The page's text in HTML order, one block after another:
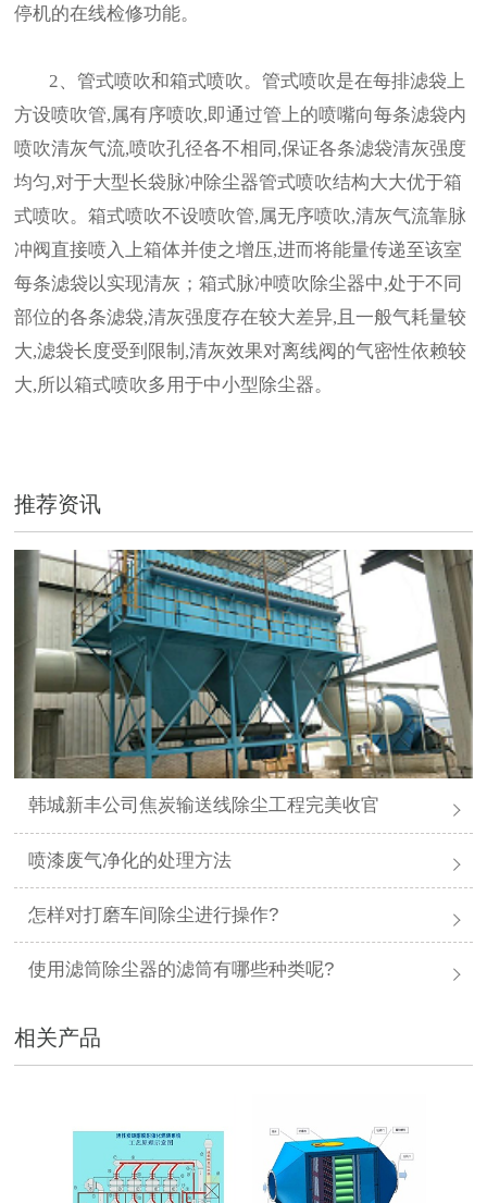
停机的在线检修功能。
2、管式喷吹和箱式喷吹。管式喷吹是在每排滤袋上
方设喷吹管,属有序喷吹,即通过管上的喷嘴向每条滤袋内
喷吹清灰气流,喷吹孔径各不相同,保证各条滤袋清灰强度
均匀,对于大型长袋脉冲除尘器管式喷吹结构大大优于箱
式喷吹。箱式喷吹不设喷吹管,属无序喷吹,清灰气流靠脉
冲阀直接喷入上箱体并使之增压,进而将能量传递至该室
每条滤袋以实现清灰；箱式脉冲喷吹除尘器中,处于不同
部位的各条滤袋,清灰强度存在较大差异,且一般气耗量较
大,滤袋长度受到限制,清灰效果对离线阀的气密性依赖较
大,所以箱式喷吹多用于中小型除尘器。
推荐资讯
韩城新丰公司焦炭输送线除尘工程完美收官
喷漆废气净化的处理方法
怎样对打磨车间除尘进行操作?
使用滤筒除尘器的滤筒有哪些种类呢?
相关产品